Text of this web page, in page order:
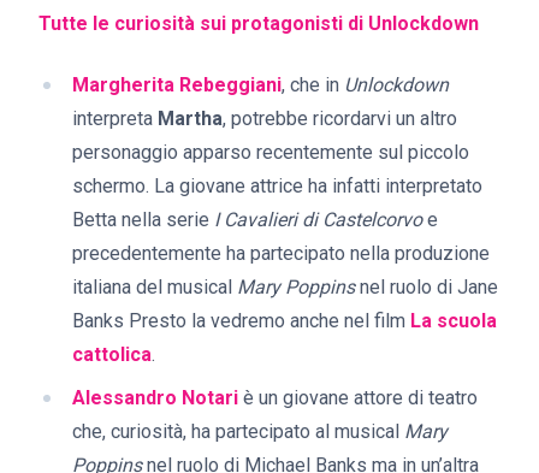
Tutte le curiosità sui protagonisti di Unlockdown
Margherita Rebeggiani, che in Unlockdown
interpreta Martha, potrebbe ricordarvi un altro
personaggio apparso recentemente sul piccolo
schermo. La giovane attrice ha infatti interpretato
Betta nella serie I Cavalieri di Castelcorvoe
precedentemente ha partecipato nella produzione
italiana del musical Mary Poppinsnel ruolo di Jane
Banks Presto la vedremo anche nel film La scuola
cattolica.
Alessandro Notari è un giovane attore di teatro
che, curiosità, ha partecipato al musical Mary
Poppinsnel ruolo di Michael Banks ma in un’altra